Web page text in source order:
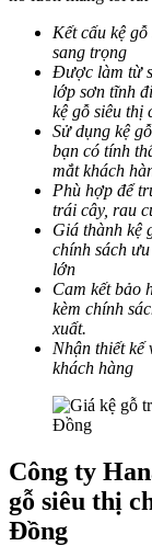
Kết cấu kệ
sang trọng
Được làm từ
lớp sơn tĩnh
kệ gỗ siêu thị
Sử dụng kệ
bạn có tính
mắt khách
Phù hợp để
trái cây, rau
Giá thành kệ
chính sách
lớn
Cam kết bảo
kèm chính
xuất.
Nhận thiết kế
khách hàng
Công ty
gỗ siêu thị
Đồng